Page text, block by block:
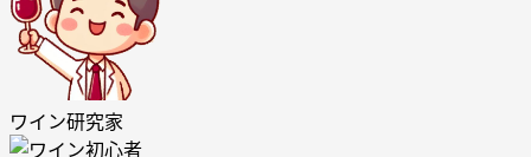
ワイン研究家